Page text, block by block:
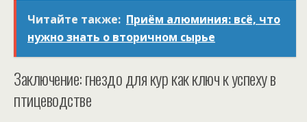
Читайте также: Приём алюминия: всё, что
нужно знать о вторичном сырье
Заключение: гнездо для кур как ключ к успеху в
птицеводстве